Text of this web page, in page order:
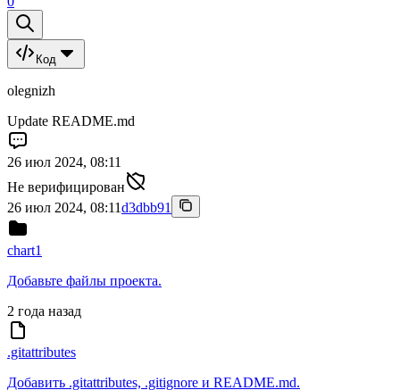
Код
olegnizh
Update README.md
26 июл 2024, 08:11
Не верифицирован
26 июл 2024, 08:11d3dbb91
chart1
Добавьте файлы проекта.
2 года назад
.gitattributes
Добавить .gitattributes, .gitignore и README.md.